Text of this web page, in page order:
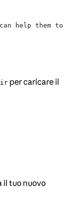
help them
per caricare il
il tuo nuovo